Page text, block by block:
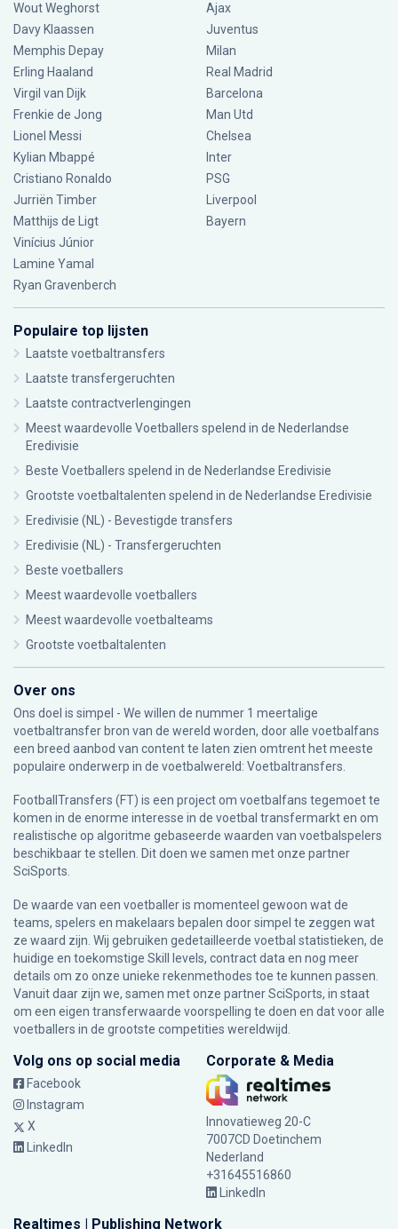
Wout Weghorst
Davy Klaassen
Memphis Depay
Erling Haaland
Virgil van Dijk
Frenkie de Jong
Lionel Messi
Kylian Mbappé
Cristiano Ronaldo
Jurriën Timber
Matthijs de Ligt
Vinícius Júnior
Lamine Yamal
Ryan Gravenberch
Ajax
Juventus
Milan
Real Madrid
Barcelona
Man Utd
Chelsea
Inter
PSG
Liverpool
Bayern
Populaire top lijsten
Laatste voetbaltransfers
Laatste transfergeruchten
Laatste contractverlengingen
Meest waardevolle Voetballers spelend in de Nederlandse
Eredivisie
Beste Voetballers spelend in de Nederlandse Eredivisie
Grootste voetbaltalenten spelend in de Nederlandse Eredivisie
Eredivisie (NL) - Bevestigde transfers
Eredivisie (NL) - Transfergeruchten
Beste voetballers
Meest waardevolle voetballers
Meest waardevolle voetbalteams
Grootste voetbaltalenten
Over ons
Ons doel is simpel - We willen de nummer 1 meertalige
voetbaltransfer bron van de wereld worden, door alle voetbalfans
een breed aanbod van content te laten zien omtrent het meeste
populaire onderwerp in de voetbalwereld: Voetbaltransfers.
FootballTransfers (FT) is een project om voetbalfans tegemoet te
komen in de enorme interesse in de voetbal transfermarkt en om
realistische op algoritme gebaseerde waarden van voetbalspelers
beschikbaar te stellen. Dit doen we samen met onze partner
SciSports
De waarde van een voetballer is momenteel gewoon wat de
teams, spelers en makelaars bepalen door simpel te zeggen wat
ze waard zijn. Wij gebruiken gedetailleerde voetbal statistieken, de
huidige en toekomstige Skill levels, contract data en nog meer
details om zo onze unieke rekenmethodes toe te kunnen passen.
Vanuit daar zijn we, samen met onze partner SciSports, in staat
om een eigen transferwaarde voorspelling te doen en dat voor alle
voetballers in de grootste competities wereldwijd.
Volg ons op social media
Facebook
Instagram
X
LinkedIn
Corporate & Media
Innovatieweg 20-C
7007CD Doetinchem
Nederland
+31645516860
LinkedIn
Realtimes | Publishing Network